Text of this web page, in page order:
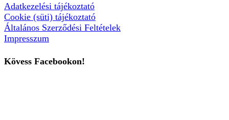
Adatkezelési tájékoztató
Cookie (süti) tájékoztató
Általános Szerződési Feltételek
Impresszum
Kövess Facebookon!